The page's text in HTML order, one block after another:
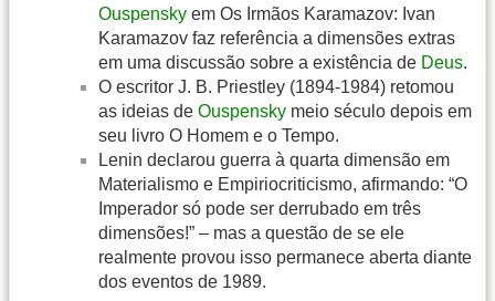
Ouspensky em Os Irmãos Karamazov: Ivan
Karamazov faz referência a dimensões extras
em uma discussão sobre a existência de Deus.
O escritor J. B. Priestley (1894-1984) retomou
as ideias de Ouspensky meio século depois em
seu livro O Homem e o Tempo.
Lenin declarou guerra à quarta dimensão em
Materialismo e Empiriocriticismo, afirmando: “O
Imperador só pode ser derrubado em três
dimensões!” – mas a questão de se ele
realmente provou isso permanece aberta diante
dos eventos de 1989.